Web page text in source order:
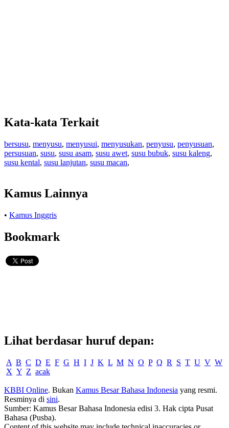
Kata-kata Terkait
bersusu, menyusu, menyusui, menyusukan, penyusu, penyusuan,
persusuan, susu, susu asam, susu awet, susu bubuk, susu kaleng,
susu kental, susu lanjutan, susu macan,
Kamus Lainnya
• Kamus Inggris
Bookmark
Lihat berdasar huruf depan:
A B C D E F G H I J K L M N O P Q R S T U V W
X Y Z acak
KBBI Online. Bukan Kamus Besar Bahasa Indonesia yang resmi.
Resminya di sini.
Sumber: Kamus Besar Bahasa Indonesia edisi 3. Hak cipta Pusat
Bahasa (Pusba).